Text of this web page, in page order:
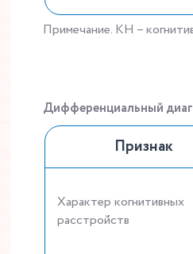
Примечание. КН –
Дифференциальный
Признак
Характер когнитивных
расстройств